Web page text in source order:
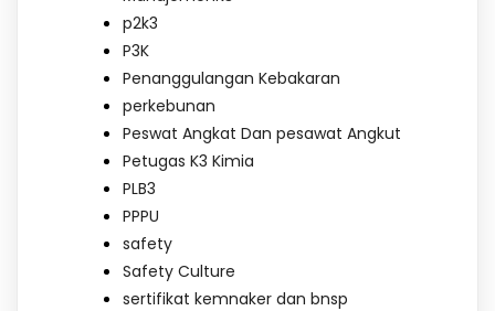
p2k3
P3K
Penanggulangan Kebakaran
perkebunan
Peswat Angkat Dan pesawat Angkut
Petugas K3 Kimia
PLB3
PPPU
safety
Safety Culture
sertifikat kemnaker dan bnsp